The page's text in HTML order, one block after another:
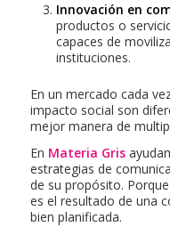
Innovación en
productos o
capaces de
instituciones.
En un mercado cada
impacto social son
mejor manera de
En Materia Gris
estrategias de
de su propósito.
es el resultado de una
bien planificada.